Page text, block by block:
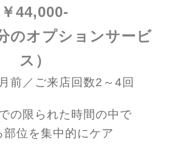
￥44,000-
のオプションサービ
ス）
前／ご来店回数2～4 回
の限られた時間の中で
部位を集中的にケア